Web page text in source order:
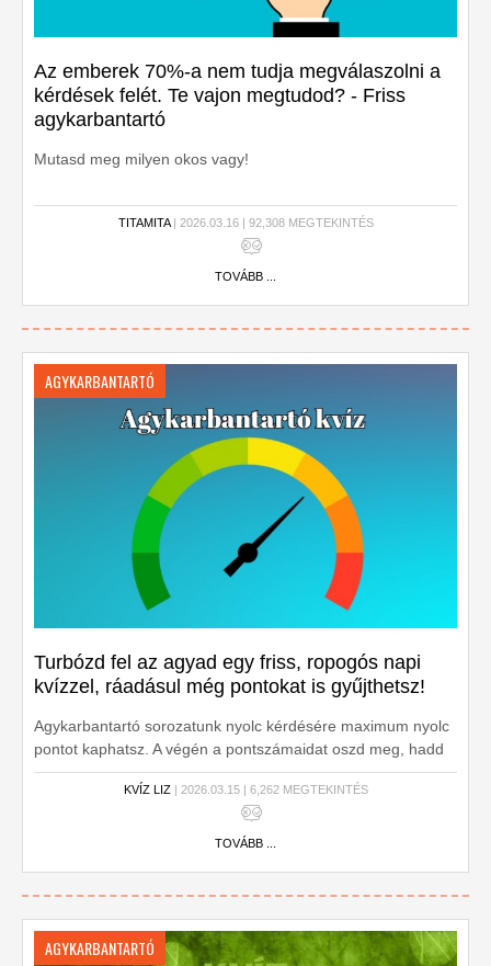
Az emberek 70%-a nem tudja megválaszolni a
kérdések felét. Te vajon megtudod? - Friss
agykarbantartó
Mutasd meg milyen okos vagy!
TITAMITA| 2026.03.16 | 92,308 MEGTEKINTÉS
TOVÁBB ...
AGYKARBANTARTÓ
Turbózd fel az agyad egy friss, ropogós napi
kvízzel, ráadásul még pontokat is gyűjthetsz!
Agykarbantartó sorozatunk nyolc kérdésére maximum nyolc
pontot kaphatsz. A végén a pontszámaidat oszd meg, hadd
lássa a világ, mennyire tájékozott vagy!
KVÍZ LIZ| 2026.03.15 | 6,262 MEGTEKINTÉS
TOVÁBB ...
AGYKARBANTARTÓ